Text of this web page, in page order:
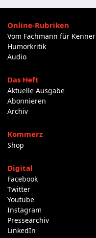
Online-Rubriken
Vom Fachmann für Kenner
Humorkritik
Audio
Das Heft
Aktuelle Ausgabe
Abonnieren
Archiv
Kommerz
Shop
Digital
Facebook
Twitter
Youtube
Instagram
Pressearchiv
LinkedIn